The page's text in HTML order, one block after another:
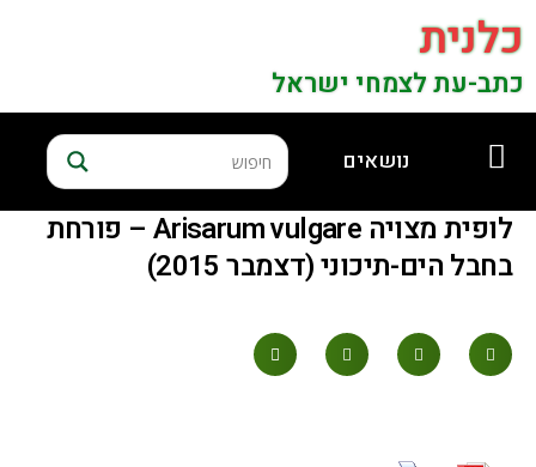
כלנית
כתב-עת לצמחי ישראל
נושאים
לופית מצויה Arisarum vulgare – פורחת
בחבל הים-תיכוני (דצמבר 2015)